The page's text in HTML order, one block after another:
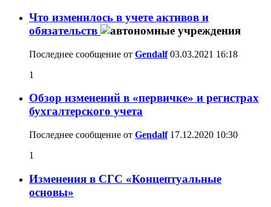
Что изменилось в учете активов и
обязательств
Последнее сообщение от Gendalf03.03.2021 16:18
1
Обзор изменений в «первичке» и регистрах
бухгалтерского учета
Последнее сообщение от Gendalf17.12.2020 10:30
1
Изменения в СГС «Концептуальные
основы»